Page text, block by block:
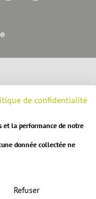
de confidentialité
et la performance de notre
donnée collectée ne
Refuser